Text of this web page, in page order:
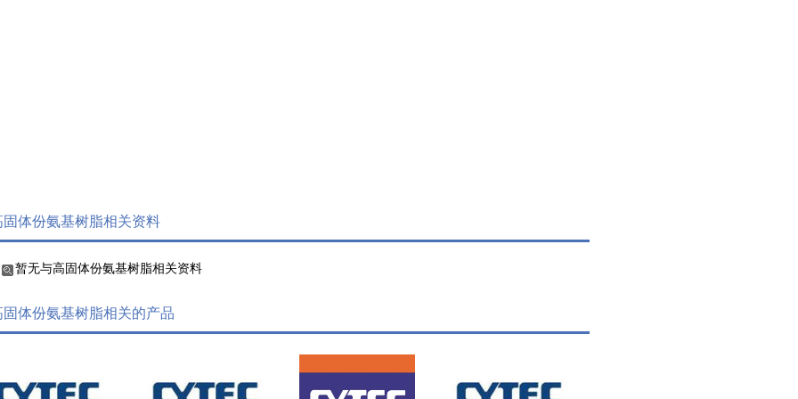
固体份氨基树脂相关资料
暂无与高固体份氨基树脂相关资料
固体份氨基树脂相关的产品